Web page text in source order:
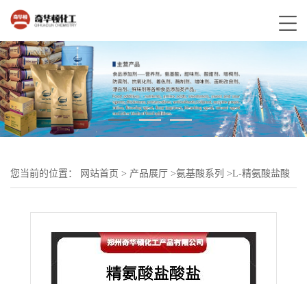
您当前的位置： 网站首页 > 产品展厅 >氨基酸系列 >L-精氨酸盐酸